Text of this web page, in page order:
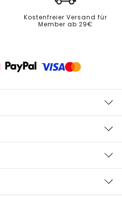
Kostenfreier Versand für
Member ab 29€